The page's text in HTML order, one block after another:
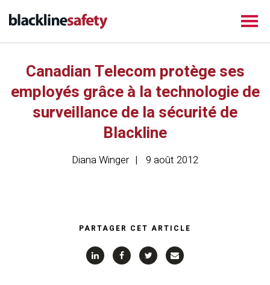
Canadian Telecom protège ses
employés grâce à la technologie de
surveillance de la sécurité de
Blackline
Diana Winger 9 août 2012
PARTAGER CET ARTICLE